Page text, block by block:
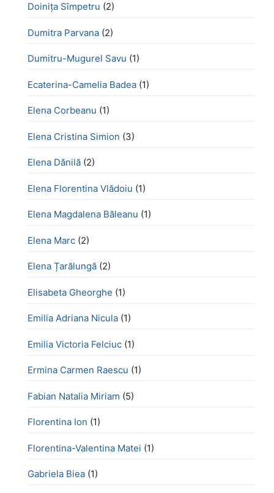
Doinița Sîmpetru (2)
Dumitra Parvana (2)
Dumitru-Mugurel Savu (1)
Ecaterina-Camelia Badea (1)
Elena Corbeanu (1)
Elena Cristina Simion (3)
Elena Dănilă (2)
Elena Florentina Vlădoiu (1)
Elena Magdalena Băleanu (1)
Elena Marc (2)
Elena Țarălungă (2)
Elisabeta Gheorghe (1)
Emilia Adriana Nicula (1)
Emilia Victoria Felciuc (1)
Ermina Carmen Raescu (1)
Fabian Natalia Miriam (5)
Florentina Ion (1)
Florentina-Valentina Matei (1)
Gabriela Biea (1)